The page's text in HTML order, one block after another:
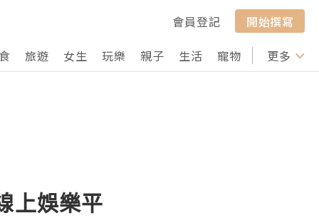
會員登記
開始撰寫
旅遊 女生 玩樂 親子 生活 寵物 行山 打卡
更多
上娛樂平